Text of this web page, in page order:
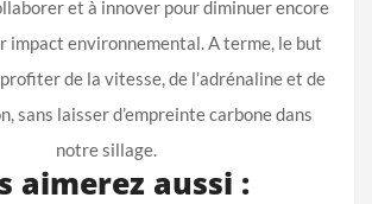
et à innover pour diminuer encore
impact environnemental. A terme, le but
de la vitesse, de l’adrénaline et de
sans laisser d’empreinte carbone dans
notre sillage.
aimerez aussi :